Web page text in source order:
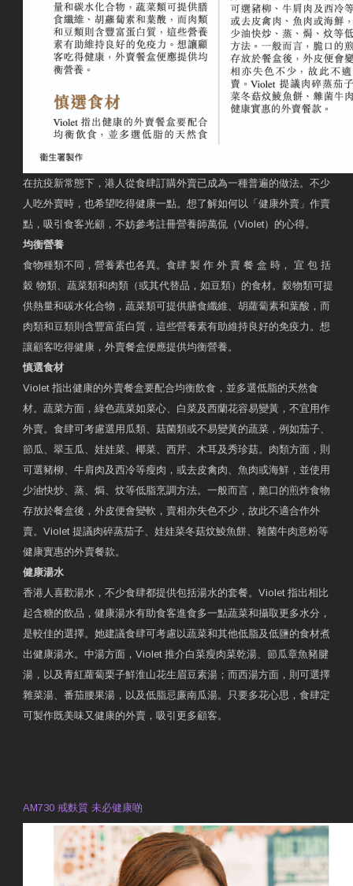
在抗疫新常態下，港人從食肆訂購外賣已成為一種普遍的做法。不少
人吃外賣時，也希望吃得健康一點。想了解如何以「健康外賣」作賣
點，吸引食客光顧，不妨參考註冊營養師萬侃（Violet）的心得。
均衡營養
食物種類不同，營養素也各異。食肆 製 作 外 賣 餐 盒 時， 宜 包 括
穀 物類、蔬菜類和肉類（或其代替品，如豆類）的食材。穀物類可提
供熱量和碳水化合物，蔬菜類可提供膳食纖維、胡蘿蔔素和葉酸，而
肉類和豆類則含豐富蛋白質，這些營養素有助維持良好的免疫力。想
讓顧客吃得健康，外賣餐盒便應提供均衡營養。
慎選食材
Violet 指出健康的外賣餐盒要配合均衡飲食，並多選低脂的天然食
材。蔬菜方面，綠色蔬菜如菜心、白菜及西蘭花容易變黃，不宜用作
外賣。食肆可考慮選用瓜類、菇菌類或不易變黃的蔬菜，例如茄子、
節瓜、翠玉瓜、娃娃菜、椰菜、西芹、木耳及秀珍菇。肉類方面，則
可選豬柳、牛肩肉及西冷等瘦肉，或去皮禽肉、魚肉或海鮮，並使用
少油快炒、蒸、焗、炆等低脂烹調方法。一般而言，脆口的煎炸食物
存放於餐盒後，外皮便會變軟，賣相亦失色不少，故此不適合作外
賣。Violet 提議肉碎蒸茄子、娃娃菜冬菇炆鯪魚餅、雜菌牛肉意粉等
健康實惠的外賣餐款。
健康湯水
香港人喜歡湯水，不少食肆都提供包括湯水的套餐。Violet 指出相比
起含糖的飲品，健康湯水有助食客進食多一點蔬菜和攝取更多水分，
是較佳的選擇。她建議食肆可考慮以蔬菜和其他低脂及低鹽的食材煮
出健康湯水。中湯方面，Violet 推介白菜瘦肉菜乾湯、節瓜章魚豬腱
湯，以及青紅蘿蔔栗子鮮淮山花生眉豆素湯；而西湯方面，則可選擇
雜菜湯、番茄腰果湯，以及低脂忌廉南瓜湯。只要多花心思，食肆定
可製作既美味又健康的外賣，吸引更多顧客。
AM730 戒麩質 未必健康啲